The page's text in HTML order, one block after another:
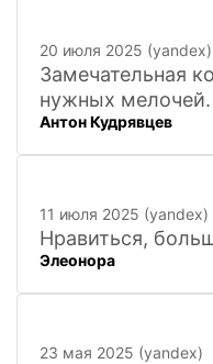
20 июля 2025 (yandex)
Замечательная
нужных
Антон Кудрявцев
11 июля 2025 (yandex)
Нравиться,
Элеонора
23 мая 2025 (yandex)